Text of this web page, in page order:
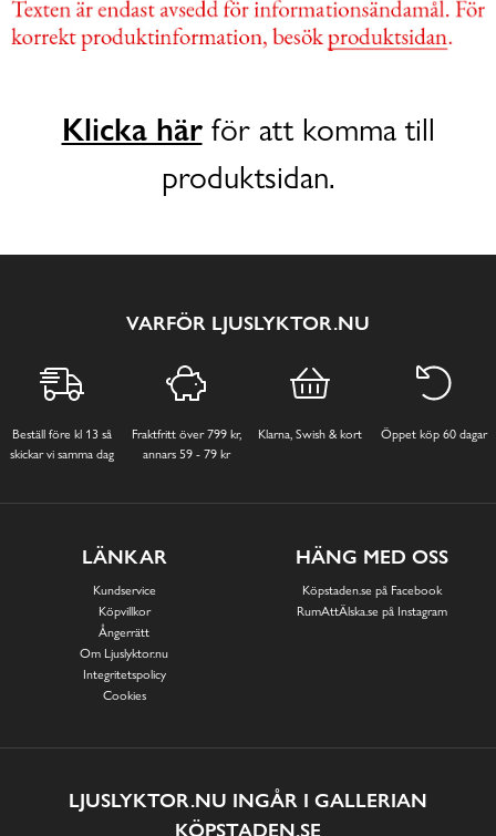
Klicka härför att komma till
produktsidan.
VARFÖR LJUSLYKTOR.NU
Beställ före kl 13 så
skickar vi samma dag
Fraktfritt över 799 kr,
annars 59 - 79 kr
Klarna, Swish & kort Öppet köp 60 dagar
LÄNKAR
Kundservice
Köpvillkor
Ångerrätt
Om Ljuslyktor.nu
Integritetspolicy
Cookies
HÄNG MED OSS
Köpstaden.se på Facebook
RumAttÄlska.se på Instagram
LJUSLYKTOR.NU INGÅR I GALLERIAN
KÖPSTADEN.SE